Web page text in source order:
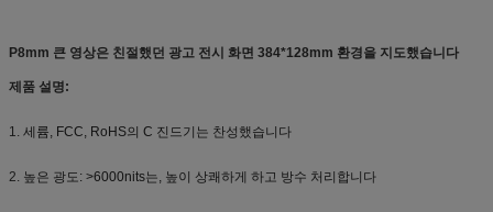
P8mm 큰 영상은 친절했던 광고 전시 화면 384*128mm 환경을 지도했습니다
제품 설명:
1. 세륨, FCC, RoHS의 C 진드기는 찬성했습니다
2. 높은 광도: >6000nits는, 높이 상쾌하게 하고 방수 처리합니다